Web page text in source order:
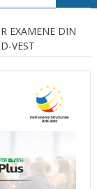
EXAMENE DIN
VEST